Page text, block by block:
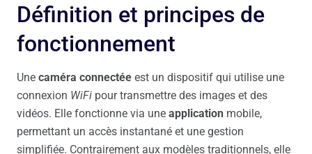
Définition et principes de
fonctionnement
Une caméra connectée est un dispositif qui utilise une
connexion WiFi pour transmettre des images et des
vidéos. Elle fonctionne via une application mobile,
permettant un accès instantané et une gestion
simplifiée. Contrairement aux modèles traditionnels, elle